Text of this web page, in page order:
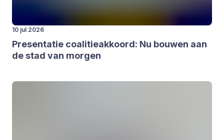
10 jul 2026
Pre­sen­ta­tie coa­li­tie­ak­koord: Nu bou­wen aan
de stad van mor­gen